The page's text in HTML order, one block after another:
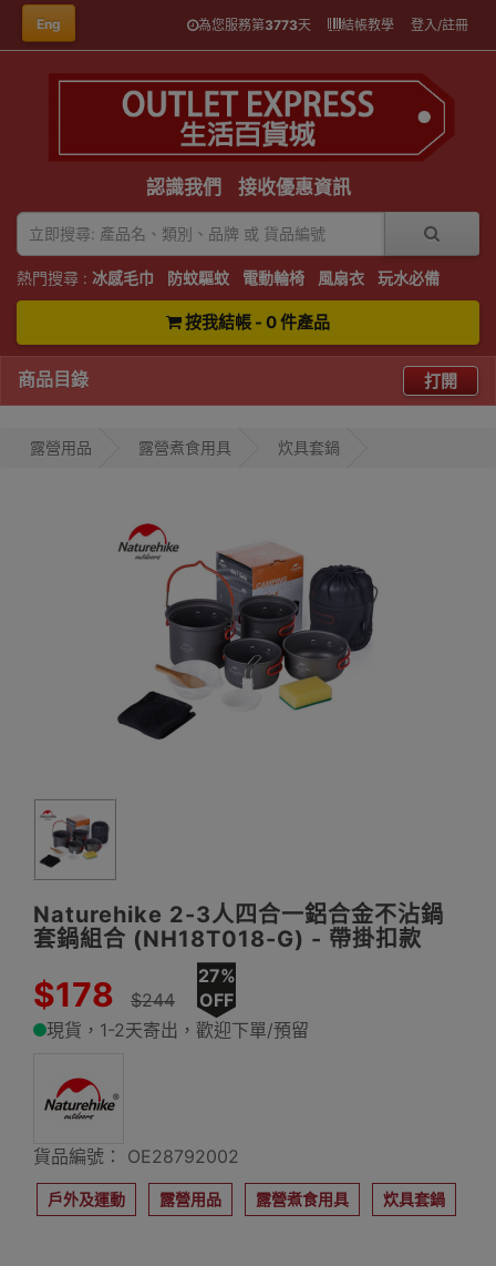
Eng 為您服務第3773天 結帳教學 登入/註冊
認識我們 接收優惠資訊
熱門搜尋 : 冰感毛巾 防蚊驅蚊 電動輪椅 風扇衣 玩水必備
按我結帳 - 0 件產品
商品目錄 打開
露營用品 露營煮食用具 炊具套鍋
Naturehike 2-3人四合一鋁合金不沾鍋
套鍋組合 (NH18T018-G) - 帶掛扣款
$178 $244
27%
OFF
現貨，1-2天寄出，歡迎下單/預留
貨品編號： OE28792002
戶外及運動 露營用品 露營煮食用具 炊具套鍋